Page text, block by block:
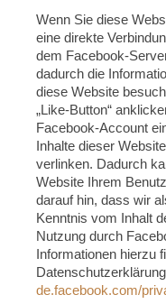
Wenn Sie diese
eine direkte
dem Facebook-
dadurch die
diese Website
„Like-Button“
Facebook-Account
Inhalte dieser
verlinken. Dadurch
Website Ihrem
darauf hin, dass wir
Kenntnis vom Inhalt
Nutzung durch
Informationen hierzu
de.facebook.com/